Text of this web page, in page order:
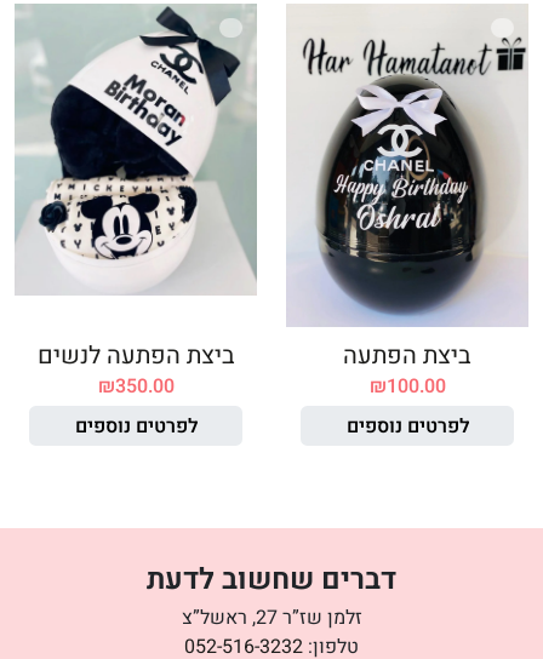
ביצת הפתעה
₪100.00
לפרטים נוספים
ביצת הפתעה לנשים
₪350.00
לפרטים נוספים
דברים שחשוב לדעת
זלמן שז”ר 27, ראשל”צ
טלפון: 052-516-3232